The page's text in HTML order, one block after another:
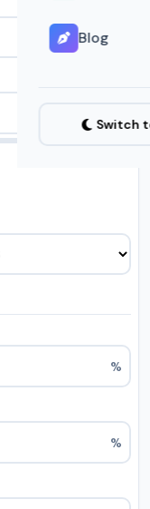
Blog
Switch
%
%